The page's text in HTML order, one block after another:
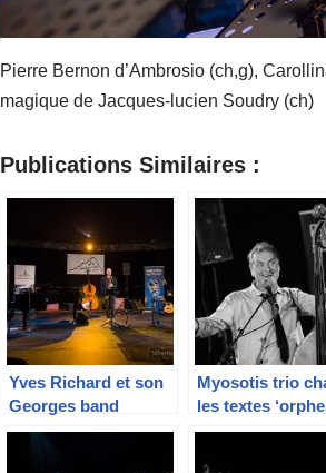
Pierre Bernon d’Ambrosio (ch,g),
magique de Jacques-lucien Soudry (ch)
Publications Similaires :
Yves Richard et son
Georges band
Myosotis trio
les textes
de Georges